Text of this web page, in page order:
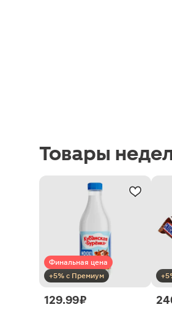
Товары
Финальная цена
+5% с Премиум
129.99 ₽